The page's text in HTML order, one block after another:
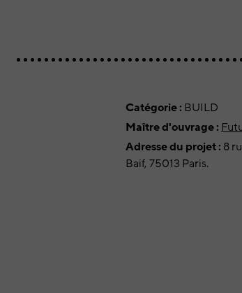
Catégorie : BUILD
Maître d'ouvrage :
Adresse du projet : 8
Baif, 75013 Paris.